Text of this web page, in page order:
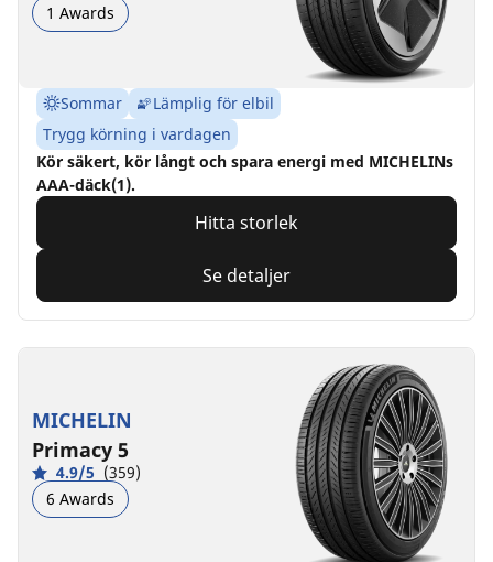
1 Awards
Sommar
Lämplig för elbil
Trygg körning i vardagen
Kör säkert, kör långt och spara energi med MICHELINs
AAA-däck(1).
Hitta storlek
Se detaljer
MICHELIN
Primacy 5
4.9/5 (359)
6 Awards